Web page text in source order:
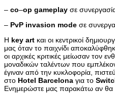
– co–op gameplay σε
– PvP invasion mode σε
Η key art και οι κεντρικοί
μας όταν το παιχνίδι
οι αρχικές κριτικές μείωσαν τον
μοναδικών ταλέντων που
έγιναν από την κυκλοφορία,
στο Hotel Barcelona για το
Ενημερώστε μας παρακάτω αν θα